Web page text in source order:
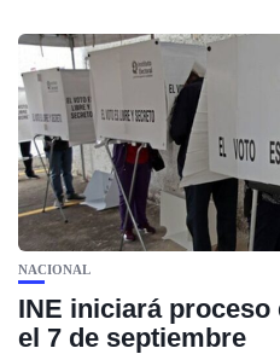
NACIONAL
INE iniciará proceso
el 7 de septiembre